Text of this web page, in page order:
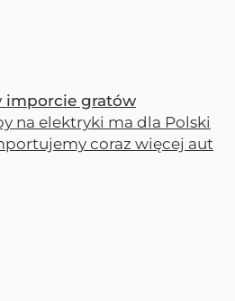
imporcie gratów
na elektryki ma dla Polski
coraz więcej aut